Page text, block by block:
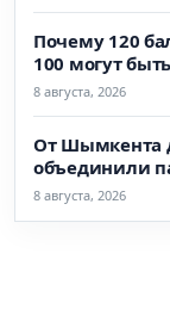
Почему 120
100 могут
8 августа, 2026
От Шымкента
объединили
8 августа, 2026